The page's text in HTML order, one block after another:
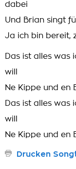
dabei
Und Brian singt
Ja ich bin bereit,
Das ist alles was
will
Ne Kippe und en
Das ist alles was
will
Ne Kippe und en
Drucken